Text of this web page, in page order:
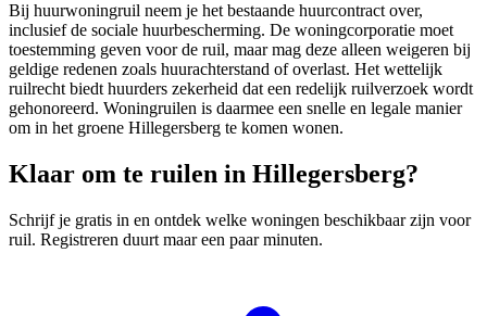
Bij huurwoningruil neem je het bestaande huurcontract over,
inclusief de sociale huurbescherming. De woningcorporatie moet
toestemming geven voor de ruil, maar mag deze alleen weigeren bij
geldige redenen zoals huurachterstand of overlast. Het wettelijk
ruilrecht biedt huurders zekerheid dat een redelijk ruilverzoek wordt
gehonoreerd. Woningruilen is daarmee een snelle en legale manier
om in het groene Hillegersberg te komen wonen.
Klaar om te ruilen in Hillegersberg?
Schrijf je gratis in en ontdek welke woningen beschikbaar zijn voor
ruil. Registreren duurt maar een paar minuten.